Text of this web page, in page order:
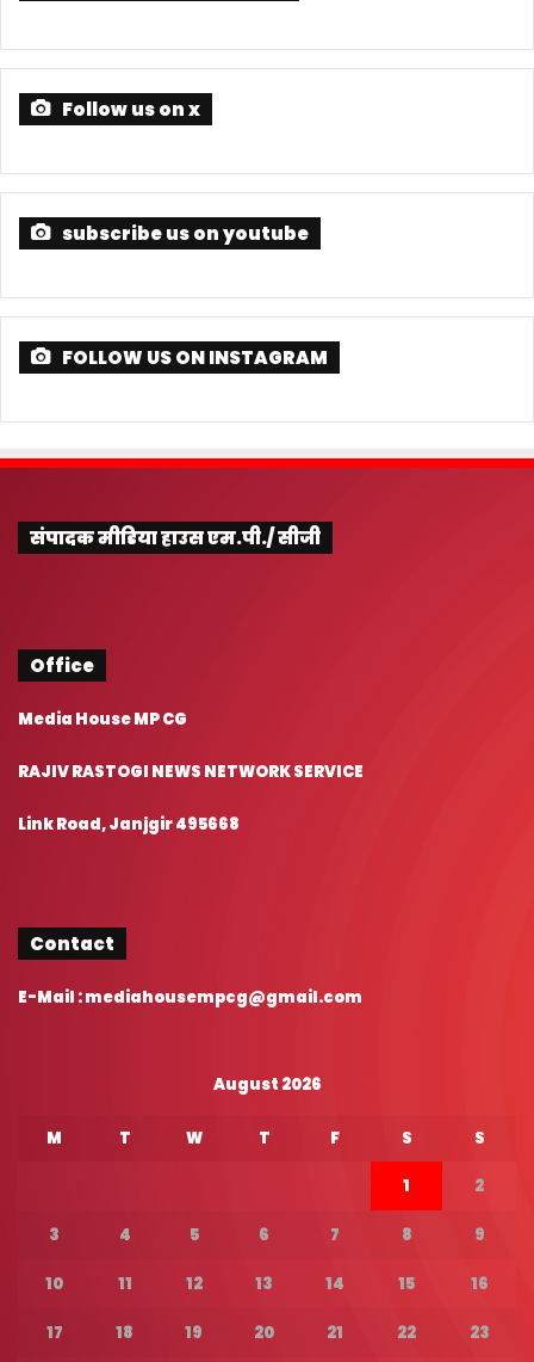
Follow us on x
subscribe us on youtube
FOLLOW US ON INSTAGRAM
संपादक मीडिया हाउस एम.पी./ सीजी
Office
Media House MP CG
RAJIV RASTOGI NEWS NETWORK SERVICE
Link Road, Janjgir 495668
Contact
E-Mail : mediahousempcg@gmail.com
August 2026
M T W T F S S
1 2
3 4 5 6 7 8 9
10 11 12 13 14 15 16
17 18 19 20 21 22 23